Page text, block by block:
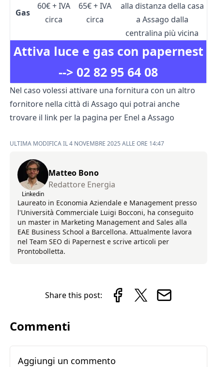
Attiva luce e gas con papernest
--> 02 82 95 64 08
Gas
60€ + IVA
circa
65€ + IVA
circa
alla distanza della casa
a Assago dalla
centralina più vicina
Nel caso volessi attivare una fornitura con un altro
fornitore nella città di Assago qui potrai anche
trovare il link per la pagina per Enel a Assago
ULTIMA MODIFICA IL 4 NOVEMBRE 2025 ALLE ORE 14:47
Linkedin
Matteo Bono
Redattore Energia
Laureato in Economia Aziendale e Management presso
l'Università Commerciale Luigi Bocconi, ha conseguito
un master in Marketing Management and Sales alla
EAE Business School a Barcellona. Attualmente lavora
nel Team SEO di Papernest e scrive articoli per
Prontobolletta.
Share this post:
Commenti
Aggiungi un commento